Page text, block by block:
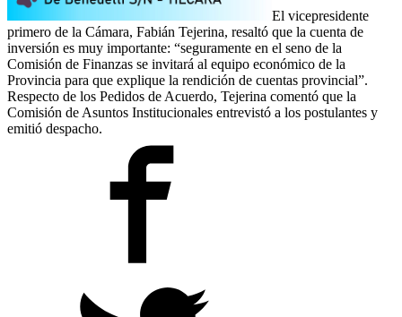
El vicepresidente
primero de la Cámara, Fabián Tejerina, resaltó que la cuenta de
inversión es muy importante: “seguramente en el seno de la
Comisión de Finanzas se invitará al equipo económico de la
Provincia para que explique la rendición de cuentas provincial”.
Respecto de los Pedidos de Acuerdo, Tejerina comentó que la
Comisión de Asuntos Institucionales entrevistó a los postulantes y
emitió despacho.